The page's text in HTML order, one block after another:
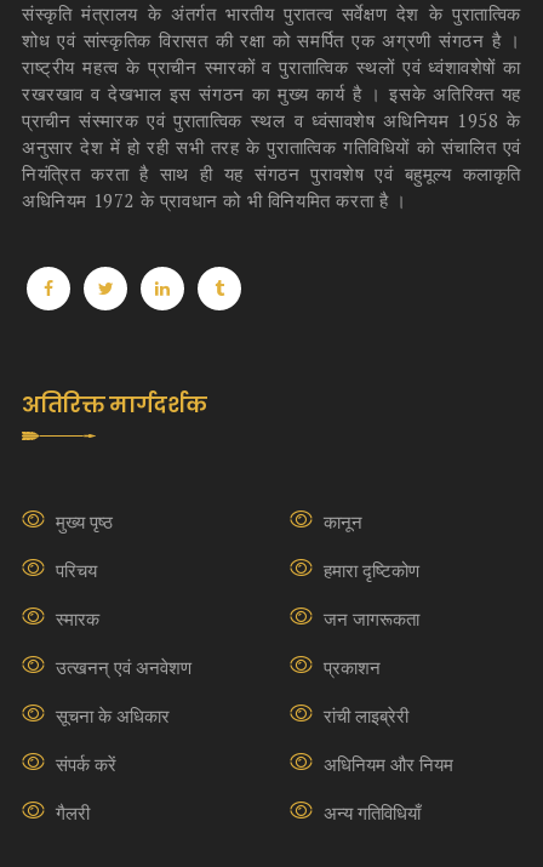
संस्कृति मंत्रालय के अंतर्गत भारतीय पुरातत्व सर्वेक्षण देश के पुरातात्विक
शोध एवं सांस्कृतिक विरासत की रक्षा को समर्पित एक अग्रणी संगठन है ।
राष्ट्रीय महत्व के प्राचीन स्मारकों व पुरातात्विक स्थलों एवं ध्वंशावशेषों का
रखरखाव व देखभाल इस संगठन का मुख्य कार्य है । इसके अतिरिक्त यह
प्राचीन संस्मारक एवं पुरातात्विक स्थल व ध्वंसावशेष अधिनियम 1958 के
अनुसार देश में हो रही सभी तरह के पुरातात्विक गतिविधियों को संचालित एवं
नियंत्रित करता है साथ ही यह संगठन पुरावशेष एवं बहुमूल्य कलाकृति
अधिनियम 1972 के प्रावधान को भी विनियमित करता है ।
अतिरिक्त मार्गदर्शक
मुख्य पृष्ठ
कानून
परिचय
हमारा दृष्टिकोण
स्मारक
जन जागरूकता
उत्खनन् एवं अनवेशण
प्रकाशन
सूचना के अधिकार
रांची लाइब्रेरी
संपर्क करें
अधिनियम और नियम
गैलरी
अन्य गतिविधियाँ